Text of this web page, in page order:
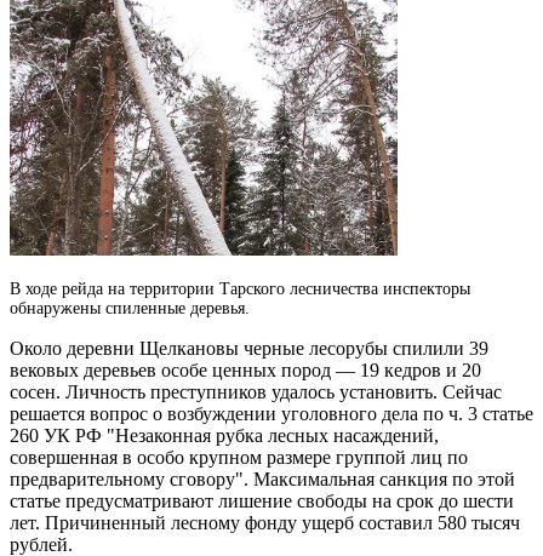
В ходе рейда на территории Тарского лесничества инспекторы
обнаружены спиленные деревья.
Около деревни Щелкановы черные лесорубы спилили 39
вековых деревьев особе ценных пород — 19 кедров и 20
сосен. Личность преступников удалось установить. Сейчас
решается вопрос о возбуждении уголовного дела по ч. 3 статье
260 УК РФ "Незаконная рубка лесных насаждений,
совершенная в особо крупном размере группой лиц по
предварительному сговору". Максимальная санкция по этой
статье предусматривают лишение свободы на срок до шести
лет. Причиненный лесному фонду ущерб составил 580 тысяч
рублей.